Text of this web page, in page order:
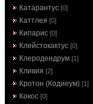
Катарантус [0]
Каттлея [0]
Кипарис [0]
Клейстокактус [0]
Клеродендрум [1]
Кливия [2]
Кротон (Кодиеум) [1]
Кокос [0]